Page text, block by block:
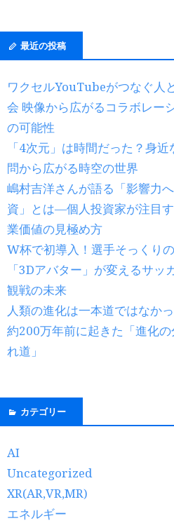
最近の投稿
ワクセルYouTubeがつなぐ人
会 映像から広がるコラボレー
の可能性
「4次元」は時間だった？身近
問から広がる時空の世界
嶋村吉洋さんが語る「影響力
資」とは―個人投資家が注目
業価値の見極め方
W杯で初導入！選手そっくりの
「3Dアバター」が変えるサッ
観戦の未来
人類の進化は一本道ではなか
約200万年前に起きた「進化の
れ道」
カテゴリー
AI
Uncategorized
XR(AR,VR,MR)
エネルギー